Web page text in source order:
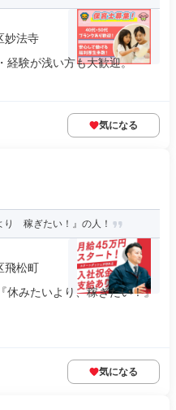
妙法寺
経験が浅い方も大歓迎。
気になる
り 稼ぎたい！』の人！
飛松町
みたいより、稼ぎたい！』
気になる